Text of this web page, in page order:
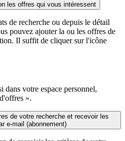
les offres qui vous intéressent
de recherche ou depuis le détail
pouvez ajouter la ou les offres de
Il suffit de cliquer sur l'icône
dans votre espace personnel,
».
de votre recherche et recevoir les
e-mail (abonnement)